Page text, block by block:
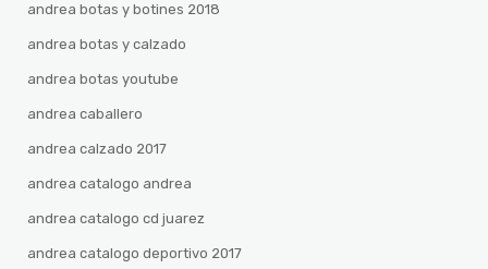
andrea botas y botines 2018
andrea botas y calzado
andrea botas youtube
andrea caballero
andrea calzado 2017
andrea catalogo andrea
andrea catalogo cd juarez
andrea catalogo deportivo 2017